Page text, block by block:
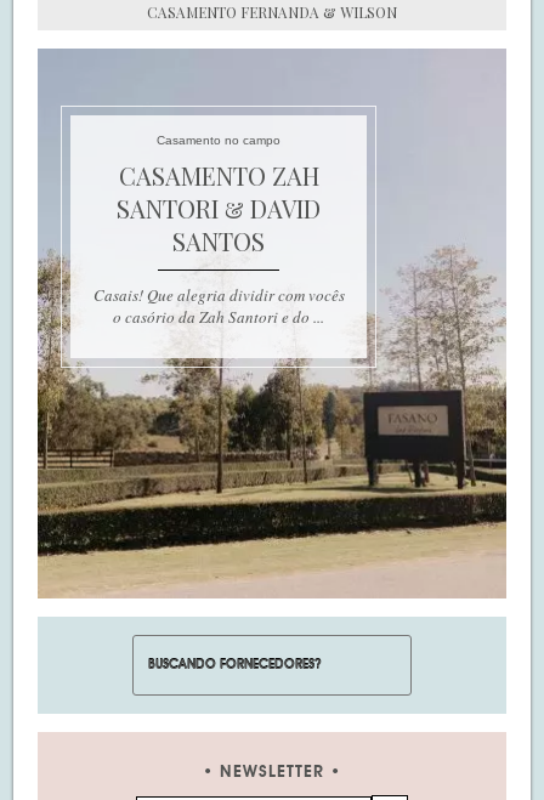
CASAMENTO FERNANDA & WILSON
Casamento no campo
CASAMENTO ZAH
SANTORI & DAVID
SANTOS
Casais! Que alegria dividir com vocês
o casório da Zah Santori e do ...
NEWSLETTER